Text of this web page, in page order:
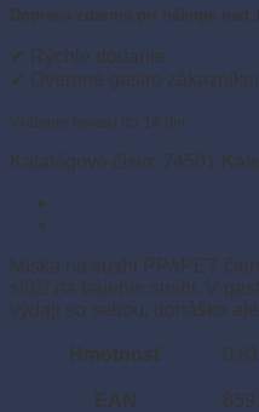
sushi
čierna
167
93
45
s
viečkom
sád)
Doprava zdarma pri nákupe nad
✔ Rýchle dodanie
✔ Overené gastro
Vrátenie tovaru do 14 dní.
Katalógové číslo: 74501
Miska na sushi PP/rPET
slúži na balenie sushi. V
výdaji so sebou, donáške
Hmotnosť
EAN